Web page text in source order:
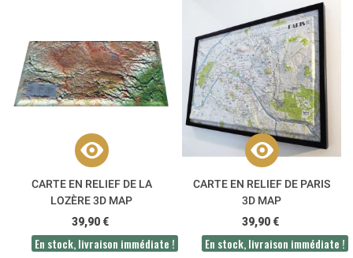
CARTE EN RELIEF DE LA
LOZÈRE 3D MAP
39,90 €
En stock, livraison immédiate !
CARTE EN RELIEF DE PARIS
3D MAP
39,90 €
En stock, livraison immédiate !